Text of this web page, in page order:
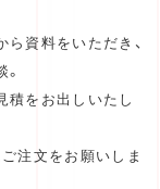
資料をいただき、
積をお出しいたし
注文をお願いしま